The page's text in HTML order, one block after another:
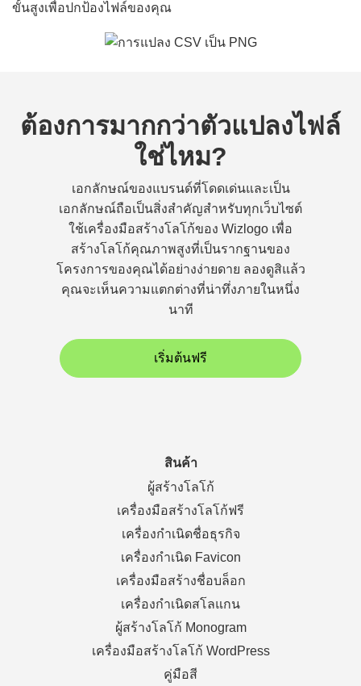
ขั้นสูงเพื่อปกป้องไฟล์ของคุณ
ต้องการมากกว่าตัวแปลงไฟล์
ใช่ไหม?
เอกลักษณ์ของแบรนด์ที่โดดเด่นและเป็น
เอกลักษณ์ถือเป็นสิ่งสำคัญสำหรับทุกเว็บไซต์
ใช้เครื่องมือสร้างโลโก้ของ Wizlogo เพื่อ
สร้างโลโก้คุณภาพสูงที่เป็นรากฐานของ
โครงการของคุณได้อย่างง่ายดาย ลองดูสิแล้ว
คุณจะเห็นความแตกต่างที่น่าทึ่งภายในหนึ่ง
นาที
เริ่มต้นฟรี
สินค้า
ผู้สร้างโลโก้
เครื่องมือสร้างโลโก้ฟรี
เครื่องกำเนิดชื่อธุรกิจ
เครื่องกำเนิด Favicon
เครื่องมือสร้างชื่อบล็อก
เครื่องกำเนิดสโลแกน
ผู้สร้างโลโก้ Monogram
เครื่องมือสร้างโลโก้ WordPress
คู่มือสี